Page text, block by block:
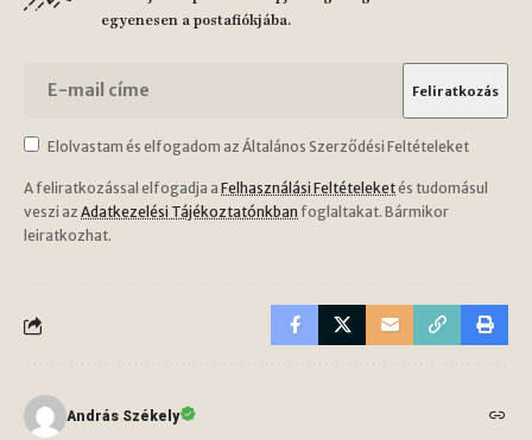
egyenesen a postafiókjába.
Elolvastam és elfogadom az Általános Szerződési Feltételeket
A feliratkozással elfogadja a Felhasználási Feltételeketés tudomásul
veszi az Adatkezelési Tájékoztatónkban foglaltakat. Bármikor
leiratkozhat.
András Székely